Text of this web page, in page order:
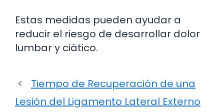
Estas medidas pueden ayudar a
reducir el riesgo de desarrollar dolor
lumbar y ciático.
Tiempo de Recuperación de una
Lesión del Ligamento Lateral Externo